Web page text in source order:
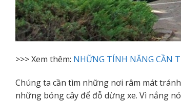
>>> Xem thêm: NHỮNG TÍNH NĂNG CẦN
Chúng ta cần tìm những nơi râm mát
những bóng cây để đỗ dừng xe. Vì nắng